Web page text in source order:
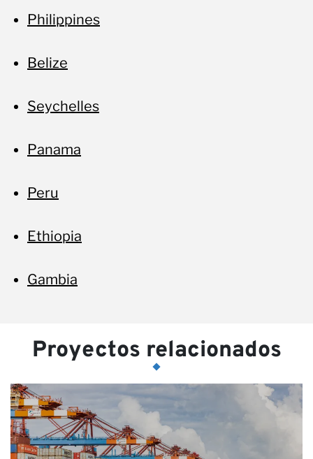
Philippines
Belize
Seychelles
Panama
Peru
Ethiopia
Gambia
Proyectos relacionados